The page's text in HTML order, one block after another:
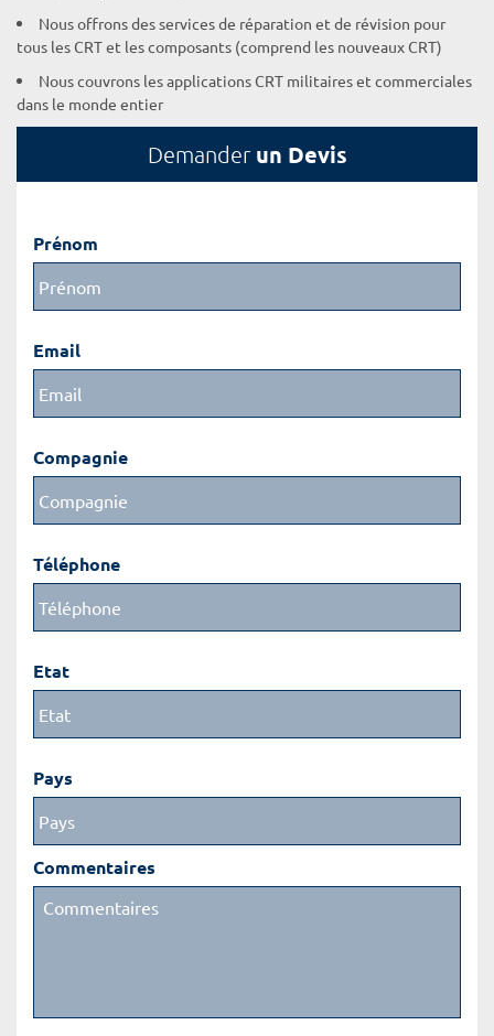
Nous offrons des services de réparation et de révision pour
tous les CRT et les composants (comprend les nouveaux CRT)
Nous couvrons les applications CRT militaires et commerciales
dans le monde entier
Demander un Devis
Prénom
Email
Compagnie
Téléphone
Etat
Pays
Commentaires